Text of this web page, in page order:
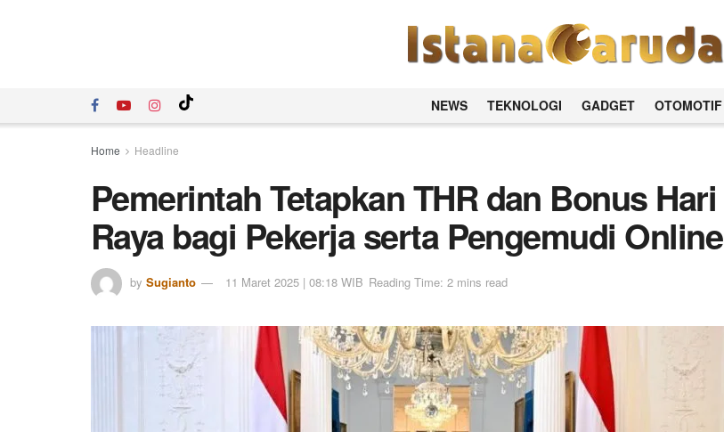
NEWS TEKNOLOGI GADGET OTOMOTIF
Home Headline
Pemerintah Tetapkan THR dan Bonus Hari
Raya bagi Pekerja serta Pengemudi Online
by Sugianto 11 Maret 2025 | 08:18 WIB Reading Time: 2 mins read